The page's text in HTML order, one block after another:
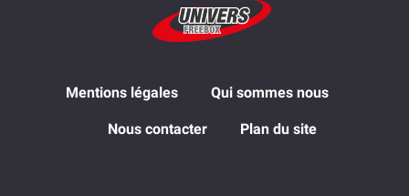
Mentions légales Qui sommes nous
Nous contacter Plan du site